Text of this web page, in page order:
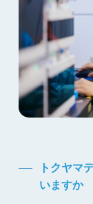
トクヤマ
いますか